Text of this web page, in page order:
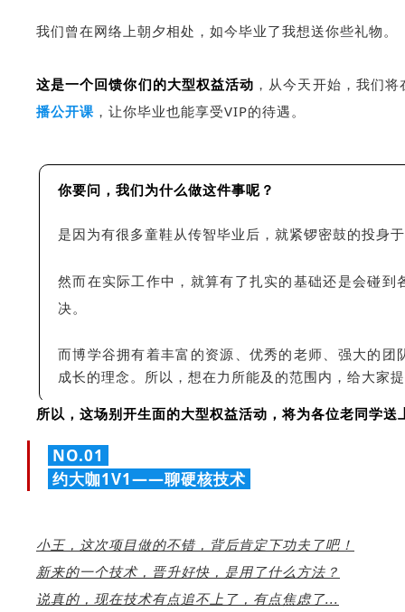
我们曾在网络上朝夕相处，如今毕业了我想送你些礼物。
这是一个回馈你们的大型权益活动 ，从今天开始，我们
播公开课 ，让你毕业也能享受VIP的待遇。
你要问，我们为什么做这件事呢？
是因为有很多童鞋从传智毕业后，就紧锣密鼓的投身
然而在实际工作中，就算有了扎实的基础还是会碰
决。
而博学谷拥有着丰富的资源、优秀的老师、强大的团
成长的理念。所以，想在力所能及的范围内，给大家
所以，这场别开生面的大型权益活动，将为各位老同学送
NO.01
约大咖1V1——聊硬核技术
小王，这次项目做的不错，背后肯定下功夫了吧！
新来的一个技术，晋升好快，是用了什么方法？
说真的，现在技术有点追不上了，有点焦虑了...